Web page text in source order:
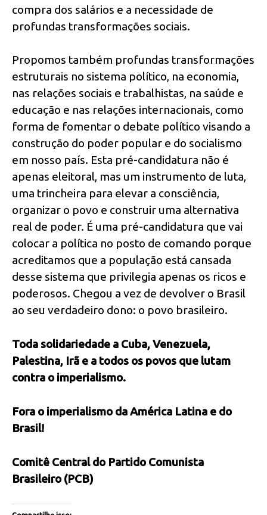
compra dos salários e a necessidade de
profundas transformações sociais.
Propomos também profundas transformações
estruturais no sistema político, na economia,
nas relações sociais e trabalhistas, na saúde e
educação e nas relações internacionais, como
forma de fomentar o debate político visando a
construção do poder popular e do socialismo
em nosso país. Esta pré-candidatura não é
apenas eleitoral, mas um instrumento de luta,
uma trincheira para elevar a consciência,
organizar o povo e construir uma alternativa
real de poder. É uma pré-candidatura que vai
colocar a política no posto de comando porque
acreditamos que a população está cansada
desse sistema que privilegia apenas os ricos e
poderosos. Chegou a vez de devolver o Brasil
ao seu verdadeiro dono: o povo brasileiro.
Toda solidariedade a Cuba, Venezuela,
Palestina, Irã e a todos os povos que lutam
contra o imperialismo.
Fora o imperialismo da América Latina e do
Brasil!
Comitê Central do Partido Comunista
Brasileiro (PCB)